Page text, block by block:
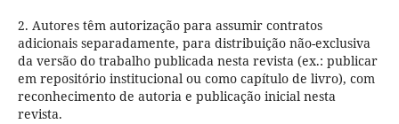
2. Autores têm autorização para assumir contratos
adicionais separadamente, para distribuição não-exclusiva
da versão do trabalho publicada nesta revista (ex.: publicar
em repositório institucional ou como capítulo de livro), com
reconhecimento de autoria e publicação inicial nesta
revista.